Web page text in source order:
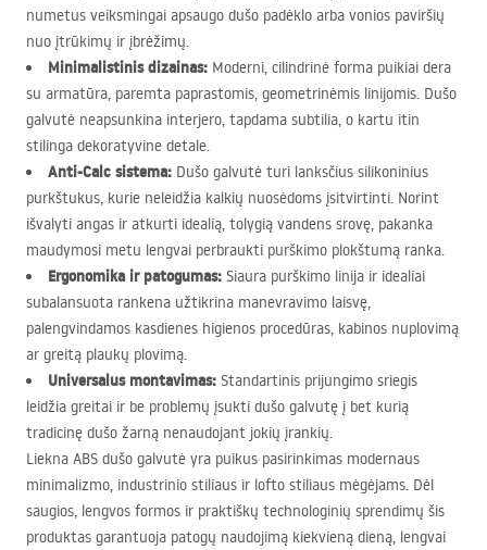
numetus veiksmingai apsaugo dušo padėklo arba vonios paviršių
nuo įtrūkimų ir įbrėžimų.
Minimalistinis dizainas: Moderni, cilindrinė forma puikiai dera
su armatūra, paremta paprastomis, geometrinėmis linijomis. Dušo
galvutė neapsunkina interjero, tapdama subtilia, o kartu itin
stilinga dekoratyvine detale.
Anti-Calc sistema: Dušo galvutė turi lanksčius silikoninius
purkštukus, kurie neleidžia kalkių nuosėdoms įsitvirtinti. Norint
išvalyti angas ir atkurti idealią, tolygią vandens srovę, pakanka
maudymosi metu lengvai perbraukti purškimo plokštumą ranka.
Ergonomika ir patogumas: Siaura purškimo linija ir idealiai
subalansuota rankena užtikrina manevravimo laisvę,
palengvindamos kasdienes higienos procedūras, kabinos nuplovimą
ar greitą plaukų plovimą.
Universalus montavimas: Standartinis prijungimo sriegis
leidžia greitai ir be problemų įsukti dušo galvutę į bet kurią
tradicinę dušo žarną nenaudojant jokių įrankių.
Liekna ABS dušo galvutė yra puikus pasirinkimas modernaus
minimalizmo, industrinio stiliaus ir lofto stiliaus mėgėjams. Dėl
saugios, lengvos formos ir praktiškų technologinių sprendimų šis
produktas garantuoja patogų naudojimą kiekvieną dieną, lengvai